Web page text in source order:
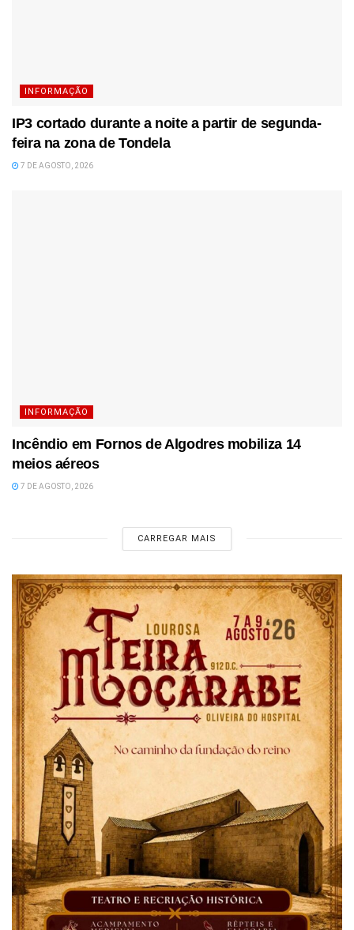
INFORMAÇÃO
IP3 cortado durante a noite a partir de segunda-
feira na zona de Tondela
7 DE AGOSTO, 2026
INFORMAÇÃO
Incêndio em Fornos de Algodres mobiliza 14
meios aéreos
7 DE AGOSTO, 2026
CARREGAR MAIS